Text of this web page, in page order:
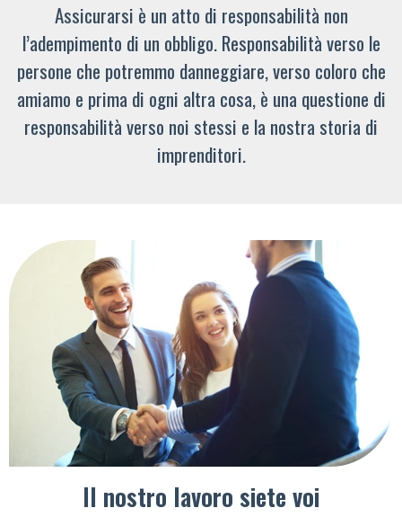
Assicurarsi è un atto di responsabilità non
l’adempimento di un obbligo. Responsabilità verso le
persone che potremmo danneggiare, verso coloro che
amiamo e prima di ogni altra cosa, è una questione di
responsabilità verso noi stessi e la nostra storia di
imprenditori.
Il nostro lavoro siete voi